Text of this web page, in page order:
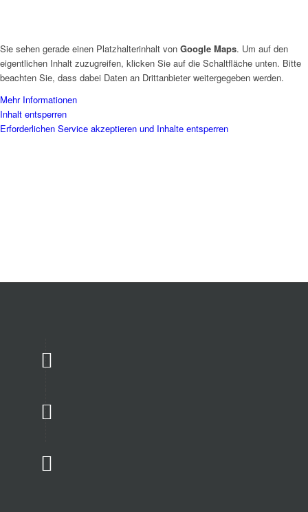
Sie sehen gerade einen Platzhalterinhalt von Google Maps. Um auf den
eigentlichen Inhalt zuzugreifen, klicken Sie auf die Schaltfläche unten. Bitte
beachten Sie, dass dabei Daten an Drittanbieter weitergegeben werden.
Mehr Informationen
Inhalt entsperren
Erforderlichen Service akzeptieren und Inhalte entsperren